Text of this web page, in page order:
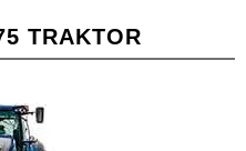
TRAKTOR